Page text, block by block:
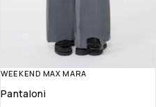
WEEKEND MAX MARA
Pantaloni